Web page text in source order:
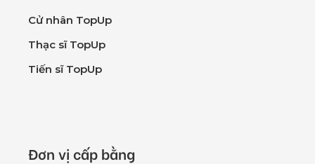
Cử nhân TopUp
Thạc sĩ TopUp
Tiến sĩ TopUp
Đơn vị cấp bằng